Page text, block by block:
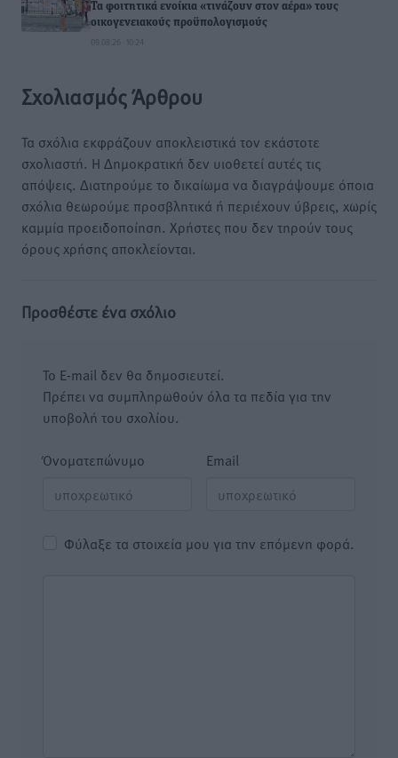
Τα φοιτητικά ενοίκια «τινάζουν στον αέρα» τους
οικογενειακούς προϋπολογισμούς
09.08.26 · 10:24
Σχολιασμός Άρθρου
Τα σχόλια εκφράζουν αποκλειστικά τον εκάστοτε
σχολιαστή. Η Δημοκρατική δεν υιοθετεί αυτές τις
απόψεις. Διατηρούμε το δικαίωμα να διαγράψουμε όποια
σχόλια θεωρούμε προσβλητικά ή περιέχουν ύβρεις, χωρίς
καμμία προειδοποίηση. Χρήστες που δεν τηρούν τους
όρους χρήσης αποκλείονται.
Προσθέστε ένα σχόλιο
Το E-mail δεν θα δημοσιευτεί.
Πρέπει να συμπληρωθούν όλα τα πεδία για την
υποβολή του σχολίου.
Όνοματεπώνυμο Email
Φύλαξε τα στοιχεία μου για την επόμενη φορά.